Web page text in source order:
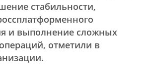
стабильности,
и выполнение сложных
отметили в